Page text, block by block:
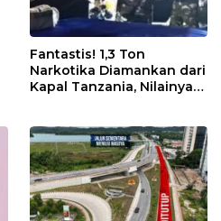
Fantastis! 1,3 Ton
Narkotika Diamankan dari
Kapal Tanzania, Nilainya